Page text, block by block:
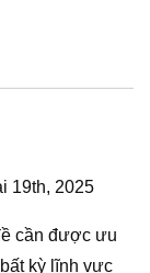
19th, 2025
cần được ưu
kỳ lĩnh vực